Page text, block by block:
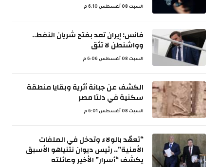
السبت 08 أغسطس 6:10 م
فانس: إيران تعد بفتح شريان النفط..
وواشنطن لا تثق
السبت 08 أغسطس 6:06 م
الكشف عن جبانة أثرية وبقايا منطقة
سكنية في دلتا مصر
السبت 08 أغسطس 6:01 م
“تعهّد بالولاء وتدخل في الملفات
الأمنية”.. رئيس ديوان نتنياهو الأسبق
يكشف “أسرار” الأخير وعائلته